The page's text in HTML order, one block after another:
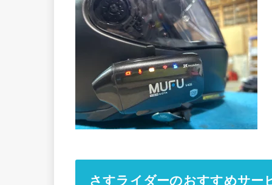
さすライダーのおすすめサー